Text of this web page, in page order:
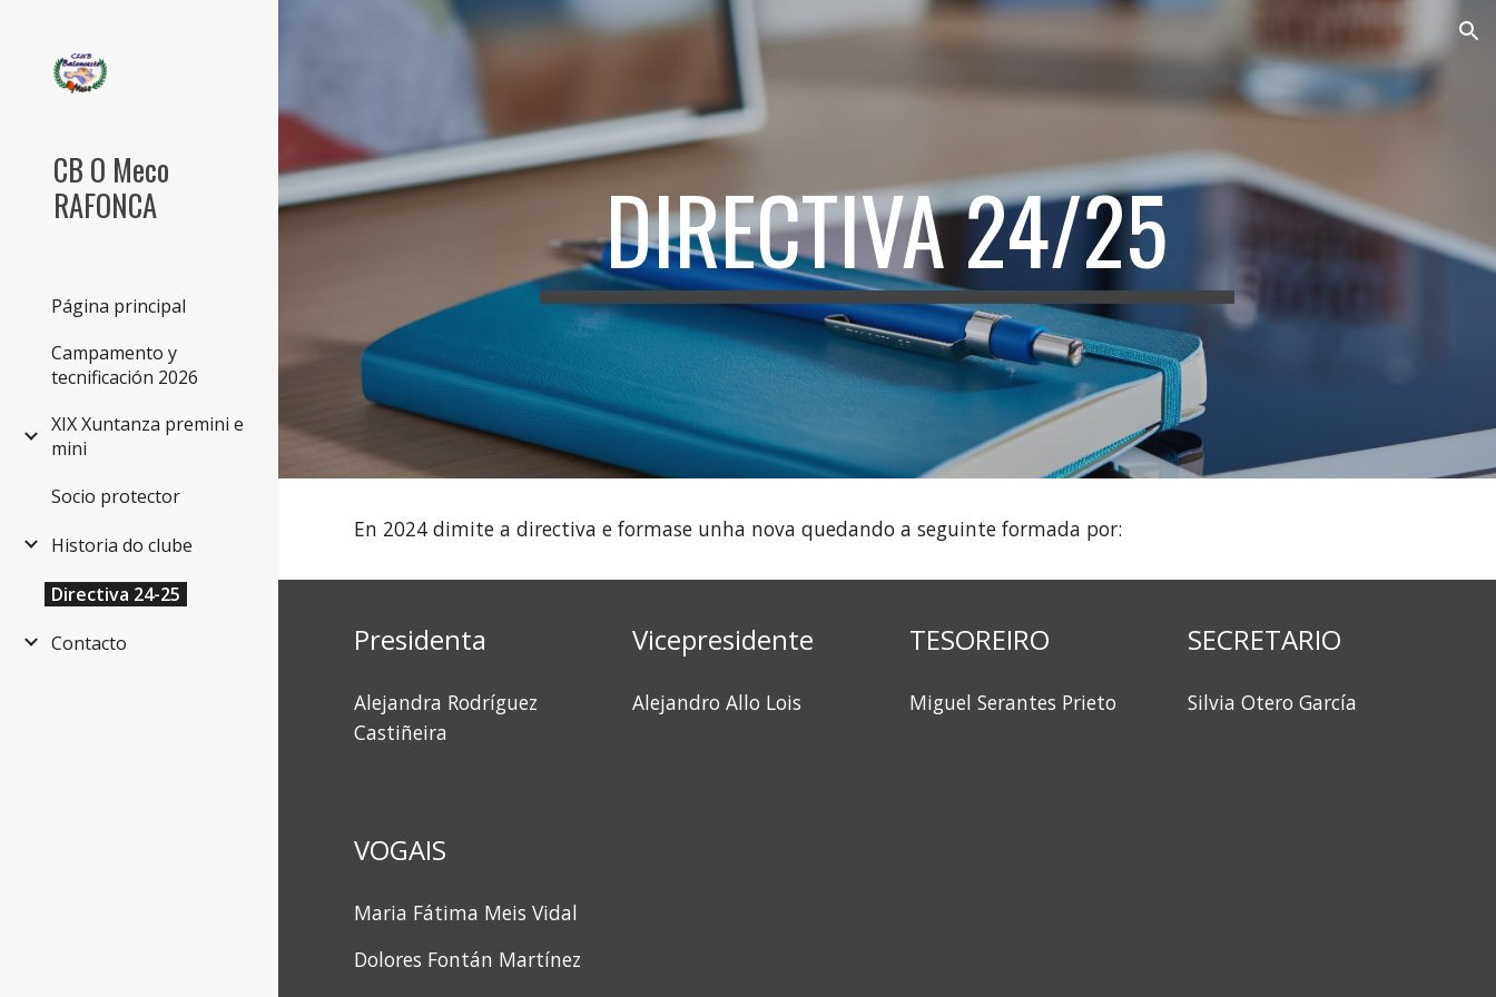
Skip to main content
CB O Meco
RAFONCA
Página principal
Campamento y
tecnificación 2026
XIX Xuntanza premini e
mini
Socio protector
Historia do clube
Directiva 24-25
Contacto
DIRECTIVA 24/25
En 2024 dimite a directiva e formase unha nova quedando a seguinte formada por:
Presidenta
Alejandra Rodríguez
Castiñeira
Vicepresidente
Alejandro Allo Lois
TESOREIRO
Miguel Serantes Prieto
SECRETARIO
Silvia Otero García
VOGAIS
Maria Fátima Meis Vidal
Dolores Fontán Martínez